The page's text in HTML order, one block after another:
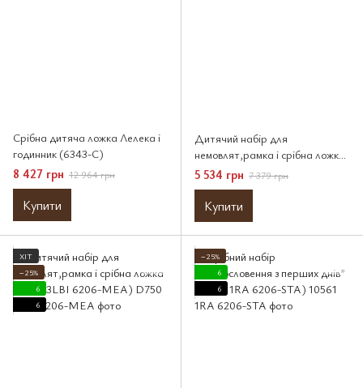
Срібна дитяча ложка Лелека і
годинник (6343-C)
8 427 грн 12 964 грн
Купити
Дитячий набір для
немовлят,рамка і срібна ложка
(D760 3LBI 6206-FLA)
5 534 грн 7 379 грн
Купити
ХІТ
−25%
6
6
−25%
6
6